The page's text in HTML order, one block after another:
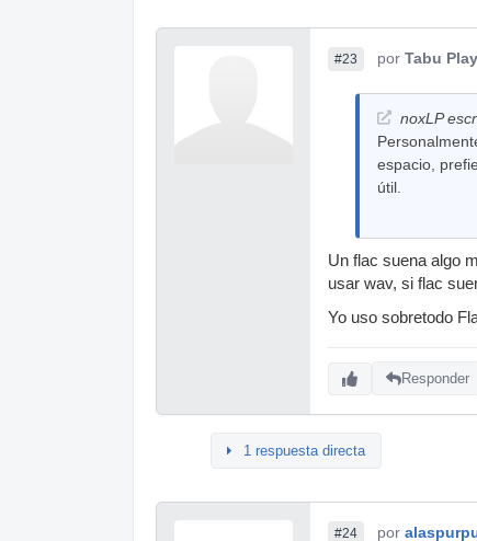
#23 por Tabu
noxLP
espacio,
útil.
Un flac suena algo
usar wav, si flac
Yo uso sobretodo
Responder
1 respuesta directa
#24 por